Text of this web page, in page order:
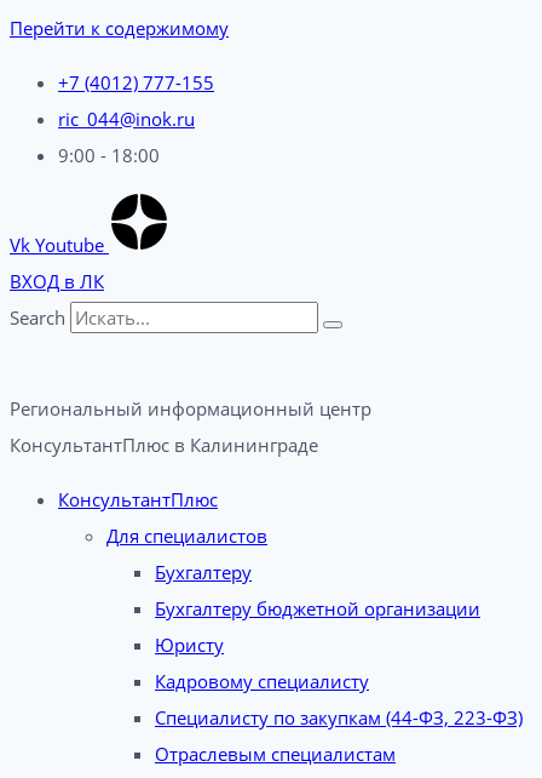
Перейти к содержимому
+7 (4012) 777-155
ric_044@inok.ru
9:00 - 18:00
Vk Youtube
ВХОД в ЛК
Search
Региональный информационный центр
КонсультантПлюс в Калининграде​
КонсультантПлюс
Для специалистов
Бухгалтеру
Бухгалтеру бюджетной организации
Юристу
Кадровому специалисту
Специалисту по закупкам (44-ФЗ, 223-ФЗ)
Отраслевым специалистам